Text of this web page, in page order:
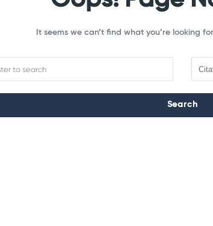
It seems we can’t find what you’re looking